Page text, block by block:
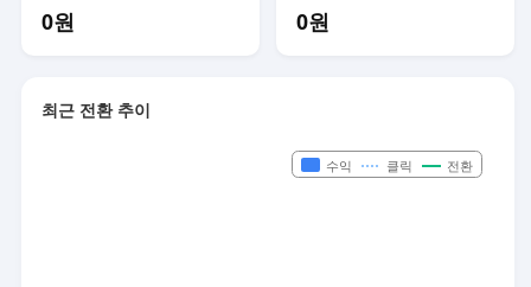
0원 0원
최근 전환 추이